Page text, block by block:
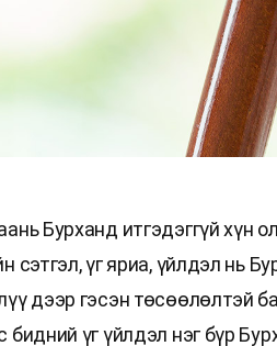
Бурханд итгэдэггүй хүн
сэтгэл, үг яриа, үйлдэл нь
дээр гэсэн төсөөлөлтэй
бидний үг үйлдэл нэг бүр